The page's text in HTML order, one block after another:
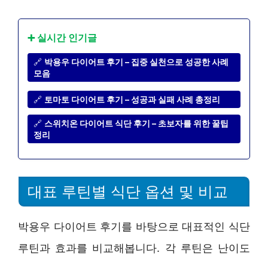
➕ 실시간 인기글
🔗 박용우 다이어트 후기 – 집중 실천으로 성공한 사례
모음
🔗 토마토 다이어트 후기 – 성공과 실패 사례 총정리
🔗 스위치온 다이어트 식단 후기 – 초보자를 위한 꿀팁
정리
대표 루틴별 식단 옵션 및 비교
박용우 다이어트 후기를 바탕으로 대표적인 식단
루틴과 효과를 비교해봅니다. 각 루틴은 난이도